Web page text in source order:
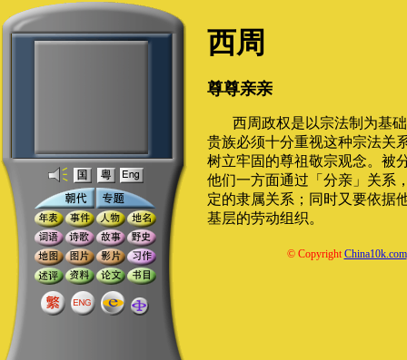
西周
尊尊亲亲
西周政权是以宗法制为基
贵族必须十分重视这种宗法关
树立牢固的尊祖敬宗观念。被
他们一方面通过「分亲」关系
定的隶属关系；同时又要依据
基层的劳动组织。
© CopyrightChina10k.com